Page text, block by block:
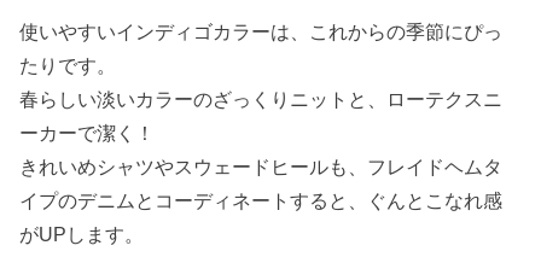
使いやすいインディゴカラーは、これからの季節にぴっ
たりです。
春らしい淡いカラーのざっくりニットと、ローテクスニ
ーカーで潔く！
きれいめシャツやスウェードヒールも、フレイドヘムタ
イプのデニムとコーディネートすると、ぐんとこなれ感
がUPします。